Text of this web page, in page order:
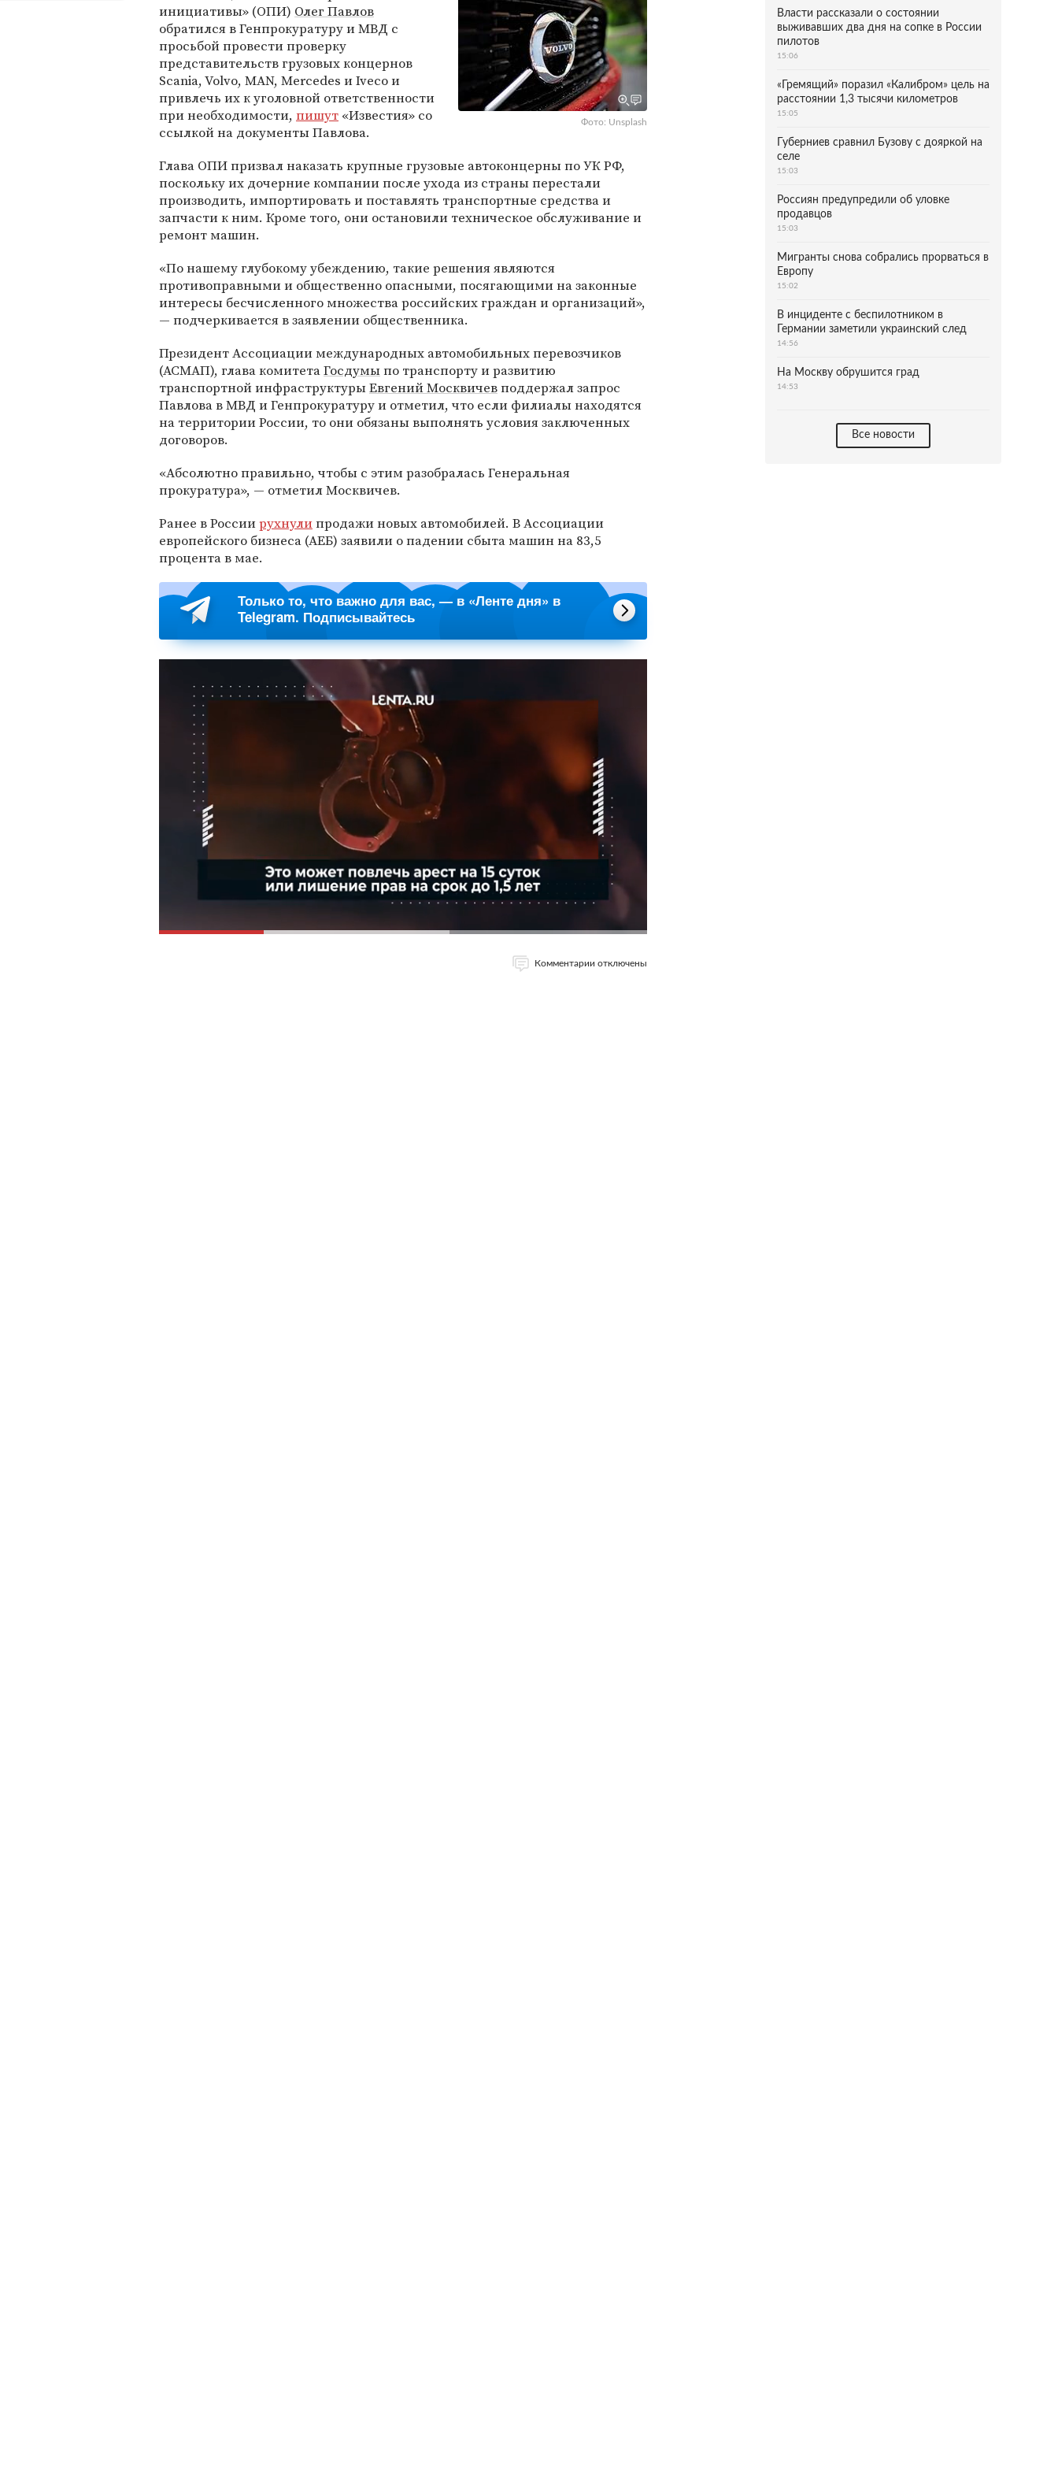
Фото: Unsplash
инициативы» (ОПИ) Олег Павлов
обратился в Генпрокуратуру и МВД с
просьбой провести проверку
представительств грузовых концернов
Scania, Volvo, MAN, Mercedes и Iveco и
привлечь их к уголовной ответственности
при необходимости, пишут «Известия» со
ссылкой на документы Павлова.
Глава ОПИ призвал наказать крупные грузовые автоконцерны по УК РФ,
поскольку их дочерние компании после ухода из страны перестали
производить, импортировать и поставлять транспортные средства и
запчасти к ним. Кроме того, они остановили техническое обслуживание и
ремонт машин.
«По нашему глубокому убеждению, такие решения являются
противоправными и общественно опасными, посягающими на законные
интересы бесчисленного множества российских граждан и организаций»,
— подчеркивается в заявлении общественника.
Президент Ассоциации международных автомобильных перевозчиков
(АСМАП), глава комитетаГосдумыпо транспорту и развитию
транспортной инфраструктурыЕвгений Москвичевподдержал запрос
Павлова в МВД и Генпрокуратуру и отметил, что если филиалы находятся
на территории России, то они обязаны выполнять условия заключенных
договоров.
«Абсолютно правильно, чтобы с этим разобралась Генеральная
прокуратура», — отметил Москвичев.
Ранее в Россиирухнулипродажи новых автомобилей. В Ассоциации
европейского бизнеса (АЕБ) заявили о падении сбыта машин на 83,5
процента в мае.
Только то, что важно для вас, — в «Ленте дня» в
Telegram. Подписывайтесь
Комментарии отключены
Власти рассказали о состоянии
выживавших два дня на сопке в России
пилотов
15:06
«Гремящий» поразил «Калибром» цель на
расстоянии 1,3 тысячи километров
15:05
Губерниев сравнил Бузову с дояркой на
селе
15:03
Россиян предупредили об уловке
продавцов
15:03
Мигранты снова собрались прорваться в
Европу
15:02
В инциденте с беспилотником в
Германии заметили украинский след
14:56
На Москву обрушится град
14:53
Все новости